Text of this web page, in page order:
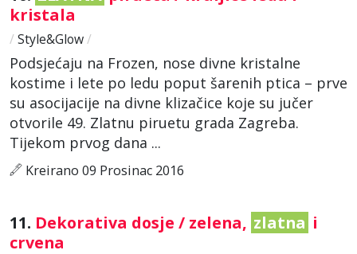
kristala
/ Style&Glow/
Podsjećaju na Frozen, nose divne kristalne
kostime i lete po ledu poput šarenih ptica – prve
su asocijacije na divne klizačice koje su jučer
otvorile 49. Zlatnu piruetu grada Zagreba.
Tijekom prvog dana ...
Kreirano 09 Prosinac 2016
11. Dekorativa dosje / zelena, zlatna i
crvena